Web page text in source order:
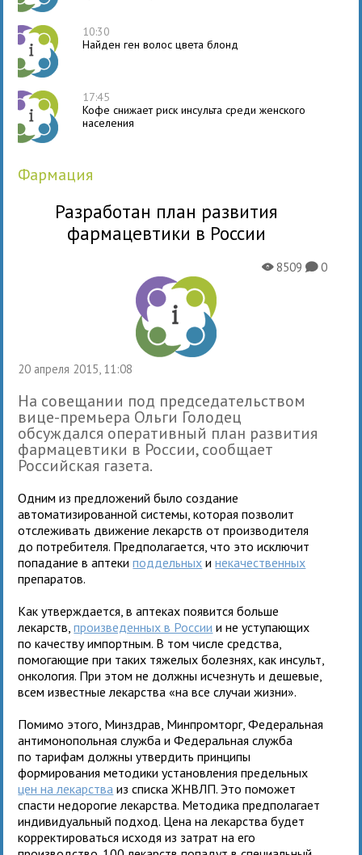
10:30
Найден ген волос цвета блонд
17:45
Кофе снижает риск инсульта среди женского
населения
фармация
Разработан план развития
фармацевтики в России
20 апреля 2015, 11:08
X8509K0
На совещании под председательством
вице-премьера Ольги Голодец
обсуждался оперативный план развития
фармацевтики в России, сообщает
Российская газета.
Одним из предложений было создание
автоматизированной системы, которая позволит
отслеживать движение лекарств от производителя
до потребителя. Предполагается, что это исключит
попадание в аптекиподдельных инекачественных
препаратов.
Как утверждается, в аптеках появится больше
лекарств,произведенных в России и не уступающих
по качеству импортным. В том числе средства,
помогающие при таких тяжелых болезнях, как инсульт,
онкология. При этом не должны исчезнуть и дешевые,
всем известные лекарства «на все случаи жизни».
Помимо этого, Минздрав, Минпромторг, Федеральная
антимонопольная служба и Федеральная служба
по тарифам должны утвердить принципы
формирования методики установления предельных
цен на лекарства из списка ЖНВЛП. Это поможет
спасти недорогие лекарства. Методика предполагает
индивидуальный подход. Цена на лекарства будет
корректироваться исходя из затрат на его